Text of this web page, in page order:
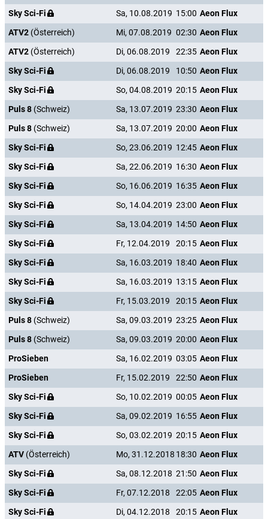
Sky Sci-Fi
Sa, 10.08.2019 15:00 Aeon Flux
ATV2 (Österreich) Mi, 07.08.2019 02:30 Aeon Flux
ATV2 (Österreich) Di, 06.08.2019 22:35 Aeon Flux
Sky Sci-Fi
Di, 06.08.2019 10:50 Aeon Flux
Sky Sci-Fi
So, 04.08.2019 20:15 Aeon Flux
Puls 8 (Schweiz) Sa, 13.07.2019 23:30 Aeon Flux
Puls 8 (Schweiz) Sa, 13.07.2019 20:00 Aeon Flux
Sky Sci-Fi
So, 23.06.2019 12:45 Aeon Flux
Sky Sci-Fi
Sa, 22.06.2019 16:30 Aeon Flux
Sky Sci-Fi
So, 16.06.2019 16:35 Aeon Flux
Sky Sci-Fi
So, 14.04.2019 23:00 Aeon Flux
Sky Sci-Fi
Sa, 13.04.2019 14:50 Aeon Flux
Sky Sci-Fi
Fr, 12.04.2019 20:15 Aeon Flux
Sky Sci-Fi
Sa, 16.03.2019 18:40 Aeon Flux
Sky Sci-Fi
Sa, 16.03.2019 13:15 Aeon Flux
Sky Sci-Fi
Fr, 15.03.2019 20:15 Aeon Flux
Puls 8 (Schweiz) Sa, 09.03.2019 23:25 Aeon Flux
Puls 8 (Schweiz) Sa, 09.03.2019 20:00 Aeon Flux
ProSieben
Sa, 16.02.2019 03:05 Aeon Flux
ProSieben
Fr, 15.02.2019 22:50 Aeon Flux
Sky Sci-Fi
So, 10.02.2019 00:05 Aeon Flux
Sky Sci-Fi
Sa, 09.02.2019 16:55 Aeon Flux
Sky Sci-Fi
So, 03.02.2019 20:15 Aeon Flux
ATV (Österreich) Mo, 31.12.2018 18:30 Aeon Flux
Sky Sci-Fi
Sa, 08.12.2018 21:50 Aeon Flux
Sky Sci-Fi
Fr, 07.12.2018 22:05 Aeon Flux
Sky Sci-Fi
Di, 04.12.2018 20:15 Aeon Flux